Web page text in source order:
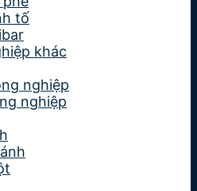
tố
khác
nghiệp
nghiệp